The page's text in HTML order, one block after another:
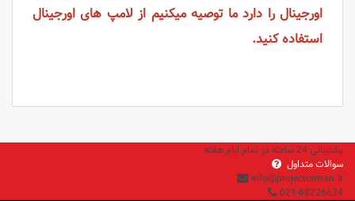
اورجینال را دارد ما توصیه میکنیم از لامپ های اورجینال
استفاده کنید.
پشتیبانی 24 ساعته در تمام ایام هفته
سوالات متداول
info@projectorman.ir
021-88226624